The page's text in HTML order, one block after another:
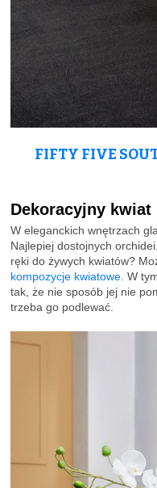
FIFTY FIVE
Dekoracyjny kwiat
W eleganckich wnętrzach
Najlepiej dostojnych
ręki do żywych kwiatów?
kompozycje kwiatowe . W
tak, że nie sposób jej nie
trzeba go podlewać.